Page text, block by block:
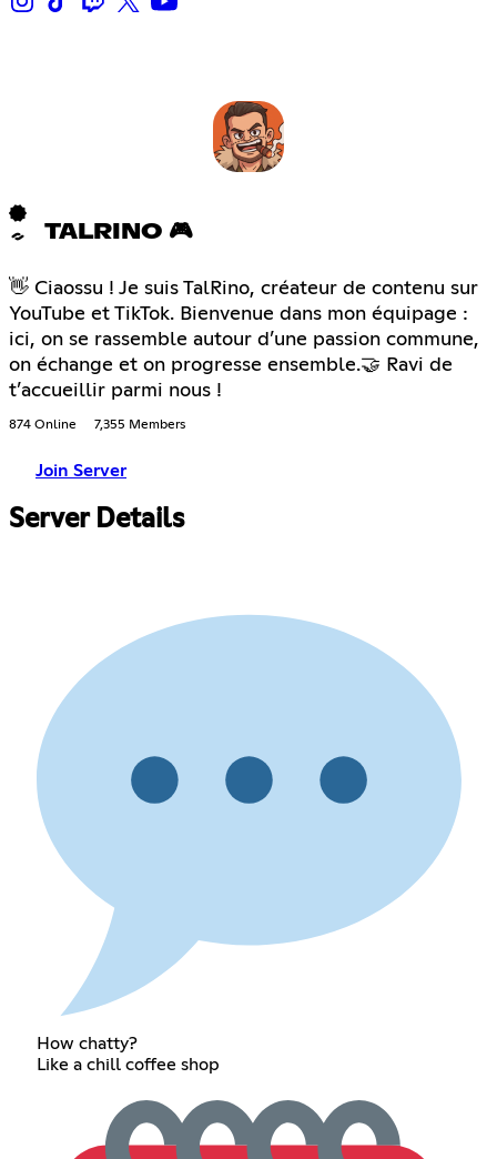
TALRINO 🎮
👋 Ciaossu ! Je suis TalRino, créateur de contenu sur
YouTube et TikTok. Bienvenue dans mon équipage :
ici, on se rassemble autour d’une passion commune,
on échange et on progresse ensemble.🤝 Ravi de
t’accueillir parmi nous !
874 Online 7,355 Members
Join Server
Server Details
How chatty?
Like a chill coffee shop